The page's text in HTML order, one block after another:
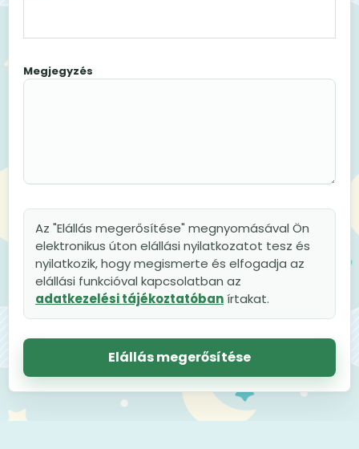
Megjegyzés
Az "Elállás megerősítése" megnyomásával Ön
elektronikus úton elállási nyilatkozatot tesz és
nyilatkozik, hogy megismerte és elfogadja az
elállási funkcióval kapcsolatban az
adatkezelési tájékoztatóbanírtakat.
Elállás megerősítése